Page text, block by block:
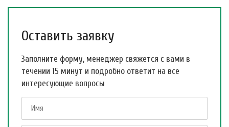
Оставить заявку
Заполните форму, менеджер свяжется с вами в
течении 15 минут и подробно ответит на все
интересующие вопросы